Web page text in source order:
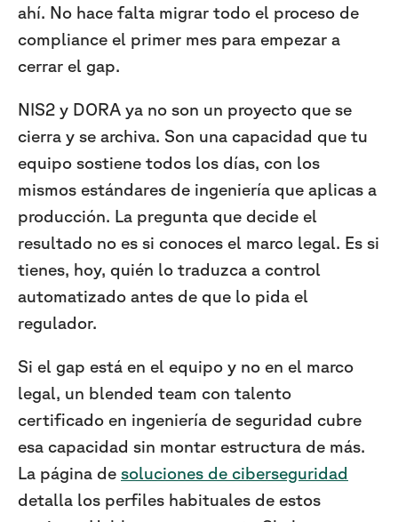
ahí. No hace falta migrar todo el proceso de
compliance el primer mes para empezar a
cerrar el gap.
NIS2 y DORA ya no son un proyecto que se
cierra y se archiva. Son una capacidad que tu
equipo sostiene todos los días, con los
mismos estándares de ingeniería que aplicas a
producción. La pregunta que decide el
resultado no es si conoces el marco legal. Es si
tienes, hoy, quién lo traduzca a control
automatizado antes de que lo pida el
regulador.
Si el gap está en el equipo y no en el marco
legal, un blended team con talento
certificado en ingeniería de seguridad cubre
esa capacidad sin montar estructura de más.
La página de soluciones de ciberseguridad
detalla los perfiles habituales de estos